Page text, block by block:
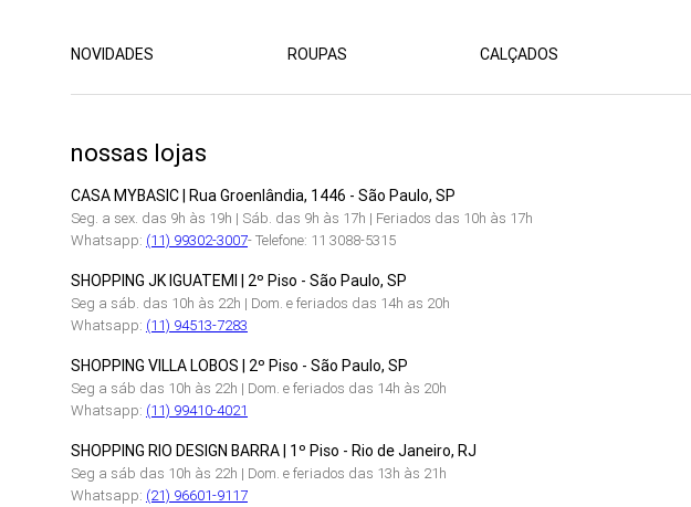
NOVIDADES ROUPAS CALÇADOS
nossas lojas
CASA MYBASIC | Rua Groenlândia, 1446 - São Paulo, SP
Seg. a sex. das 9h às 19h | Sáb. das 9h às 17h | Feriados das 10h às 17h
Whatsapp: (11) 99302-3007- Telefone: 11 3088-5315
SHOPPING JK IGUATEMI | 2º Piso - São Paulo, SP
Seg a sáb. das 10h às 22h | Dom. e feriados das 14h as 20h
Whatsapp: (11) 94513-7283
SHOPPING VILLA LOBOS | 2º Piso - São Paulo, SP
Seg a sáb das 10h às 22h | Dom. e feriados das 14h às 20h
Whatsapp: (11) 99410-4021
SHOPPING RIO DESIGN BARRA | 1º Piso - Rio de Janeiro, RJ
Seg a sáb das 10h às 22h | Dom. e feriados das 13h às 21h
Whatsapp: (21) 96601-9117